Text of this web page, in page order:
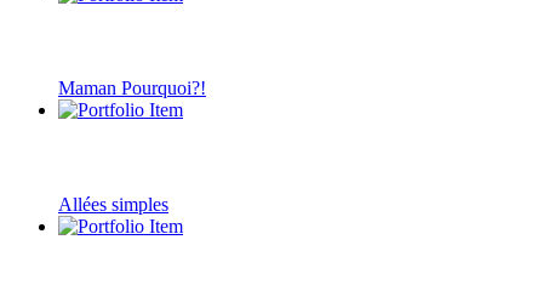
Maman Pourquoi?!
Allées simples